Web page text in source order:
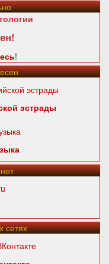
!
эстрады
сетях